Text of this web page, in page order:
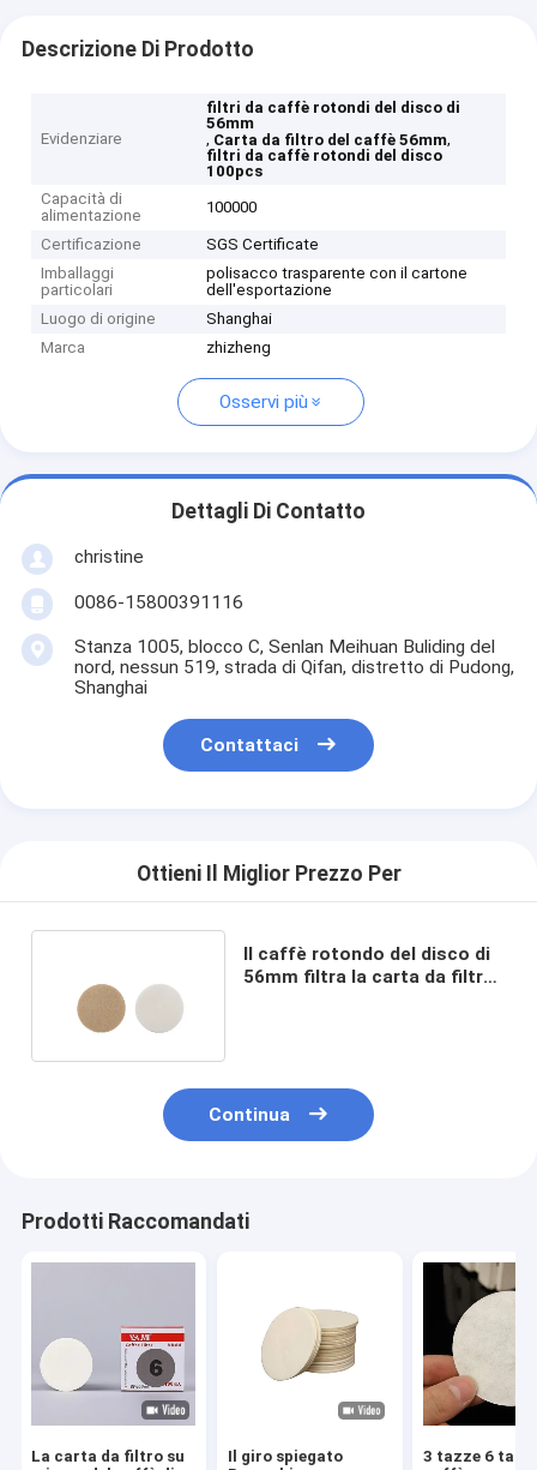
Descrizione Di Prodotto
Evidenziare
filtri da caffè rotondi del disco di
56mm
, Carta da filtro del caffè 56mm,
filtri da caffè rotondi del disco
100pcs
Capacità di
alimentazione
100000
Certificazione
SGS Certificate
Imballaggi
particolari
polisacco trasparente con il cartone
dell'esportazione
Luogo di origine
Shanghai
Marca
zhizheng
Osservi più
Dettagli Di Contatto
christine
0086-15800391116
Stanza 1005, blocco C, Senlan Meihuan Buliding del
nord, nessun 519, strada di Qifan, distretto di Pudong,
Shanghai
Contattaci
Ottieni Il Miglior Prezzo Per
Il caffè rotondo del disco di
56mm filtra la carta da filtro
Continua
Prodotti Raccomandati
La carta da filtro su
Il giro spiegato
3 tazze 6